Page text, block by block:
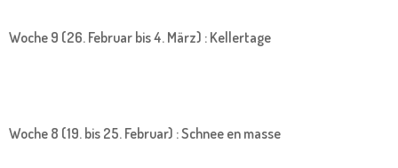
Woche 9 (26. Februar bis 4. März) : Kellertage
Woche 8 (19. bis 25. Februar) : Schnee en masse